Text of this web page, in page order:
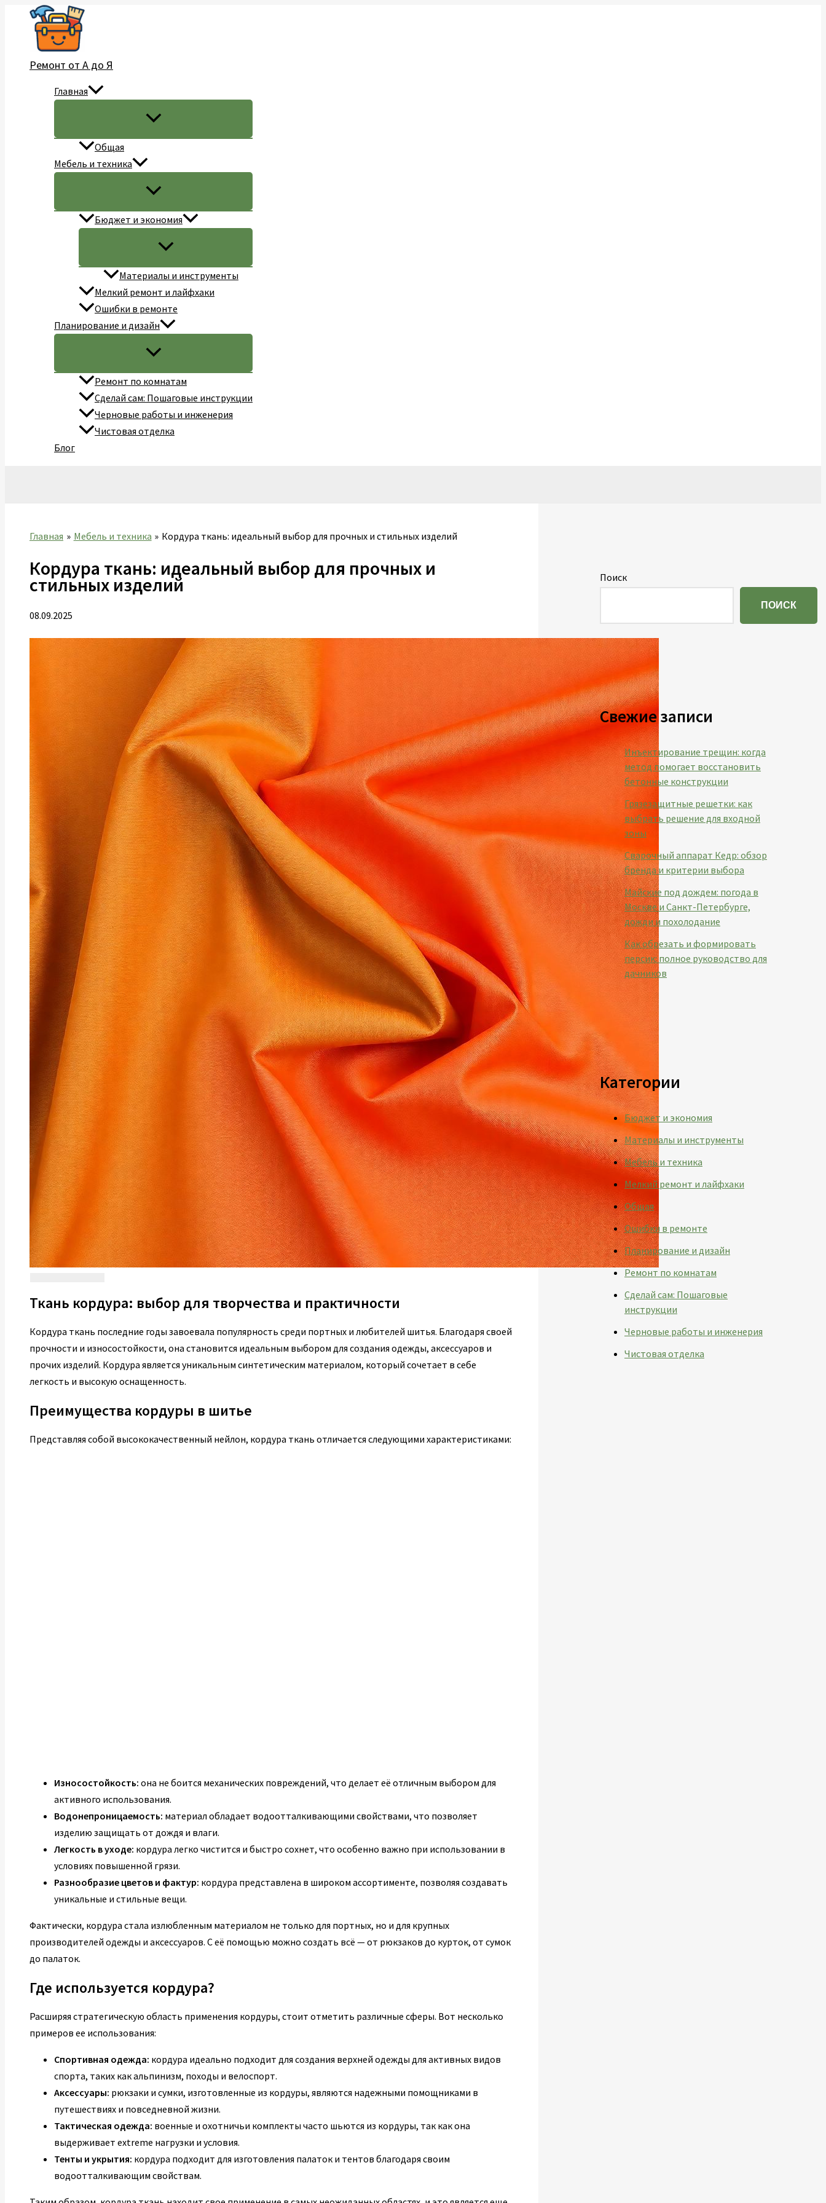
Перейти
содержимому
Ремонт от А до Я
Главная
Общая
Мебель и техника
Бюджет и экономия
Материалы и инструменты
Мелкий ремонт и лайфхаки
Ошибки в ремонте
Планирование и дизайн
Ремонт по комнатам
Сделай сам: Пошаговые инструкции
Черновые работы и инженерия
Чистовая отделка
Блог
Главная Мебель и техника Кордура ткань: идеальный выбор для прочных и стильных изделий
Кордура ткань: идеальный выбор для прочных и
стильных изделий
08.09.2025
Ткань кордура: выбор для творчества и практичности
Кордура ткань последние годы завоевала популярность среди портных и любителей шитья. Благодаря своей
прочности и износостойкости, она становится идеальным выбором для создания одежды, аксессуаров и
прочих изделий. Кордура является уникальным синтетическим материалом, который сочетает в себе
легкость и высокую оснащенность.
Преимущества кордуры в шитье
Представляя собой высококачественный нейлон, кордура ткань отличается следующими характеристиками:
Износостойкость: она не боится механических повреждений, что делает её отличным выбором для
активного использования.
Водонепроницаемость: материал обладает водоотталкивающими свойствами, что позволяет
изделию защищать от дождя и влаги.
Легкость в уходе: кордура легко чистится и быстро сохнет, что особенно важно при использовании в
условиях повышенной грязи.
Разнообразие цветов и фактур: кордура представлена в широком ассортименте, позволяя создавать
уникальные и стильные вещи.
Фактически, кордура стала излюбленным материалом не только для портных, но и для крупных
производителей одежды и аксессуаров. С её помощью можно создать всё — от рюкзаков до курток, от сумок
до палаток.
Где используется кордура?
Расширяя стратегическую область применения кордуры, стоит отметить различные сферы. Вот несколько
примеров ее использования:
Спортивная одежда: кордура идеально подходит для создания верхней одежды для активных видов
спорта, таких как альпинизм, походы и велоспорт.
Аксессуары: рюкзаки и сумки, изготовленные из кордуры, являются надежными помощниками в
путешествиях и повседневной жизни.
Тактическая одежда: военные и охотничьи комплекты часто шьются из кордуры, так как она
выдерживает extreme нагрузки и условия.
Тенты и укрытия: кордура подходит для изготовления палаток и тентов благодаря своим
водоотталкивающим свойствам.
Поиск
ПОИСК
Свежие записи
Инъектирование трещин: когда
метод помогает восстановить
бетонные конструкции
Грязезащитные решетки: как
выбрать решение для входной
зоны
Сварочный аппарат Кедр: обзор
бренда и критерии выбора
Майские под дождем: погода в
Москве и Санкт-Петербурге,
дожди и похолодание
Как обрезать и формировать
персик: полное руководство для
дачников
Категории
Бюджет и экономия
Материалы и инструменты
Мебель и техника
Мелкий ремонт и лайфхаки
Общая
Ошибки в ремонте
Планирование и дизайн
Ремонт по комнатам
Сделай сам: Пошаговые
инструкции
Черновые работы и инженерия
Чистовая отделка